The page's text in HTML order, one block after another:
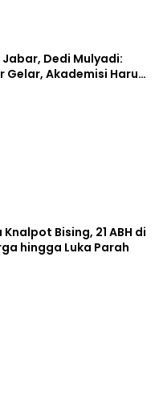
Jabar, Dedi Mulyadi:
Gelar, Akademisi Harus
Bising, 21 ABH di
hingga Luka Parah